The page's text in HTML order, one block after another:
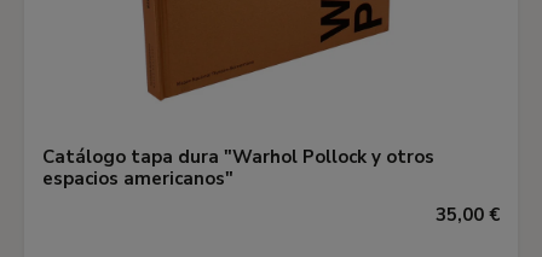
Catálogo tapa dura "Warhol Pollock y otros
espacios americanos"
35,00 €